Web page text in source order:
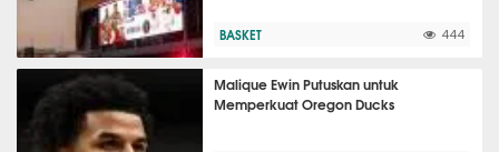
BASKET 444
Malique Ewin Putuskan untuk
Memperkuat Oregon Ducks